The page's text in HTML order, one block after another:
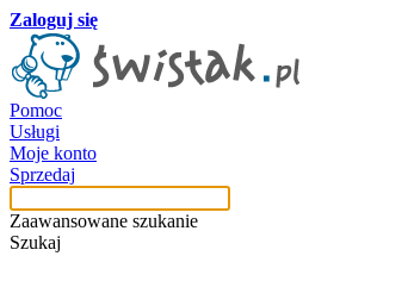
Zaloguj się
Pomoc
Usługi
Moje konto
Sprzedaj
Zaawansowane szukanie
Szukaj